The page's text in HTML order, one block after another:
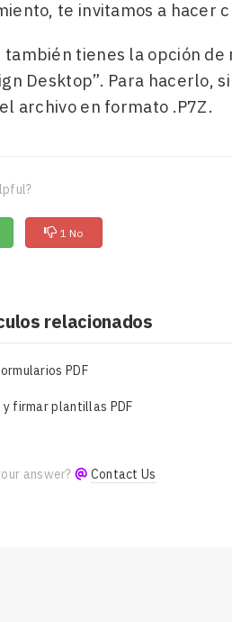
te invitamos a hacer
también tienes la opción
Desktop”. Para hacerlo,
archivo en formato .P7Z.
1 No
relacionados
PDF
firmar plantillas PDF
answer? Contact Us